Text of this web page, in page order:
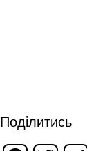
Поділитись